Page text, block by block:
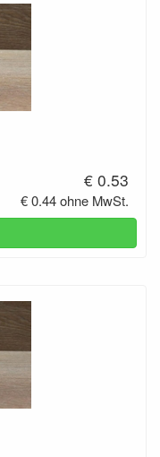
€ 0.53
€ 0.44 ohne MwSt.